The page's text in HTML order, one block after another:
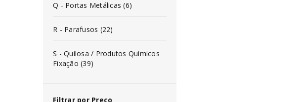
Q - Portas Metálicas (6)
R - Parafusos (22)
S - Quilosa / Produtos Químicos
Fixação (39)
Filtrar por Preço